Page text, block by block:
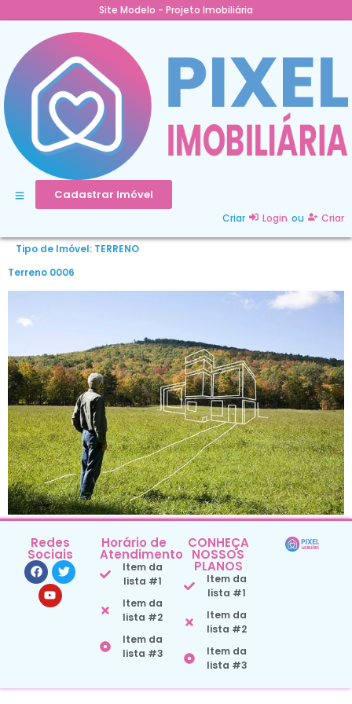
Site Modelo - Projeto Imobiliária
Cadastrar Imóvel
Criar Login ou Criar
Tipo de Imóvel: TERRENO
Terreno 0006
Redes
Sociais
Horário de
Atendimento
Item da
lista #1
Item da
lista #2
Item da
lista #3
CONHEÇA
NOSSOS
PLANOS
Item da
lista #1
Item da
lista #2
Item da
lista #3